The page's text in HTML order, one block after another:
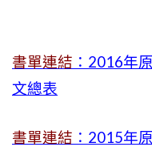
書單連結 ：2016年
文總表
書單連結 ：2015年